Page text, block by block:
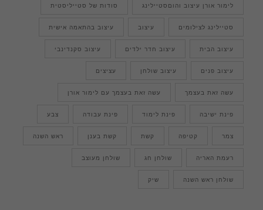
לימור אורן עיצוב והוםסטיילינג סודות של סטייליסטית
סטיילינג לצילומים עיצוב עיצוב בהתאמה אישית
עיצוב הבית עיצוב חדר ילדים עיצוב סקנדינבי
עיצוב פנים עיצוב שולחן עציצים
עשה זאת בעצמך עשה זאת בעצמך עם לימור אורן
פינת ישיבה פינת לימוד פינת עבודה צבע
צמר קטיפה קשת קשת בענן ראש השנה
רעמת האריה שולחן חג שולחן מעוצב
שולחן ראש השנה שיק